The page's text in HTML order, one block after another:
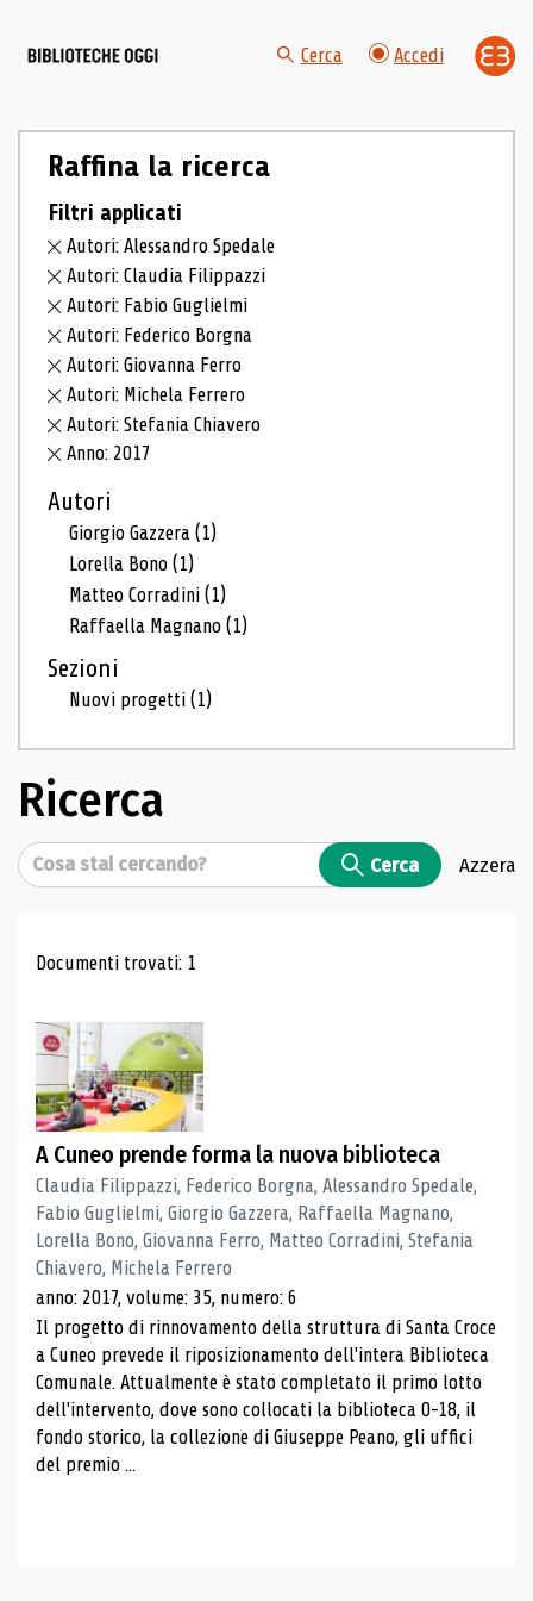
Cerca Accedi
Raffina la ricerca
Filtri applicati
Autori: Alessandro Spedale
Autori: Claudia Filippazzi
Autori: Fabio Guglielmi
Autori: Federico Borgna
Autori: Giovanna Ferro
Autori: Michela Ferrero
Autori: Stefania Chiavero
Anno: 2017
Autori
Giorgio Gazzera(1)
Lorella Bono(1)
Matteo Corradini(1)
Raffaella Magnano(1)
Sezioni
Nuovi progetti(1)
Ricerca
Cerca Cerca Azzera
Risultati di ricerca
Documenti trovati: 1
A Cuneo prende forma la nuova biblioteca
Claudia Filippazzi, Federico Borgna, Alessandro Spedale,
Fabio Guglielmi, Giorgio Gazzera, Raffaella Magnano,
Lorella Bono, Giovanna Ferro, Matteo Corradini, Stefania
Chiavero, Michela Ferrero
anno: 2017, volume: 35, numero: 6
Il progetto di rinnovamento della struttura di Santa Croce
a Cuneo prevede il riposizionamento dell'intera Biblioteca
Comunale. Attualmente è stato completato il primo lotto
dell'intervento, dove sono collocati la biblioteca 0-18, il
fondo storico, la collezione di Giuseppe Peano, gli uffici
del premio ...